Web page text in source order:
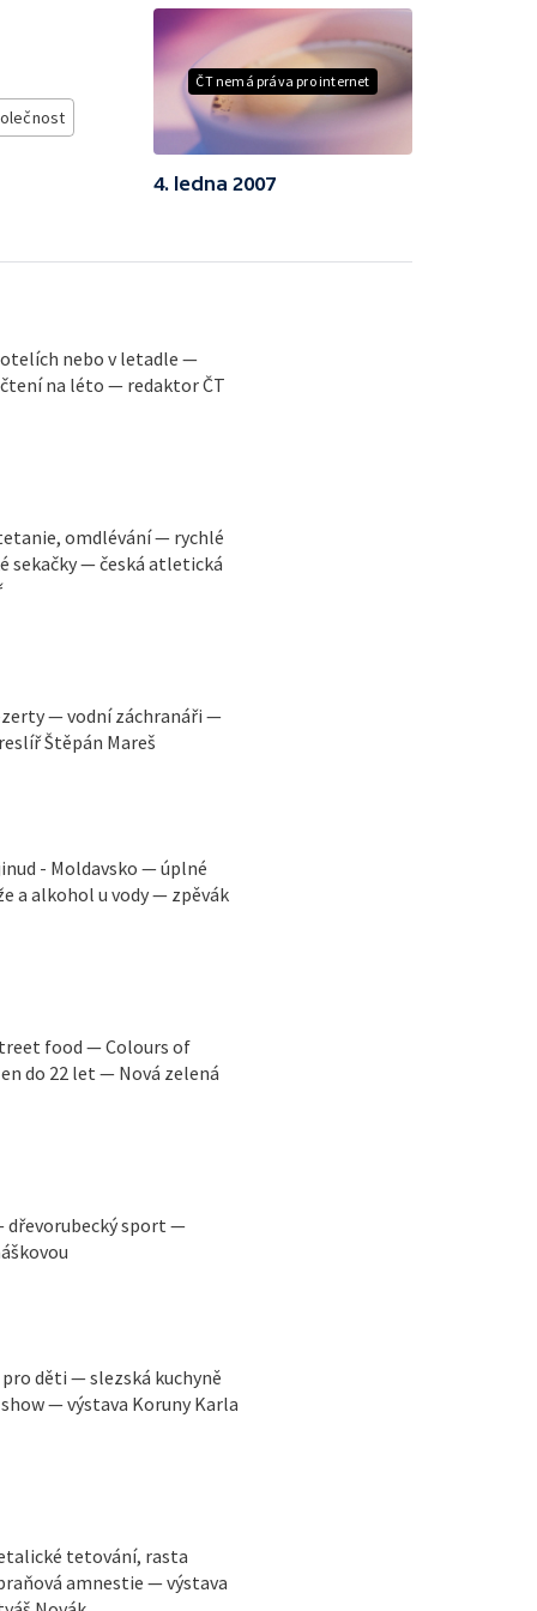
ČT nemá práva pro internet
4. ledna 2007
nebo v letadle —
na léto — redaktor ČT
omdlévání — rychlé
sekačky — česká atletická
— vodní záchranáři —
Štěpán Mareš
- Moldavsko — úplné
a alkohol u vody — zpěvák
food — Colours of
do 22 let — Nová zelená
dřevorubecký sport —
děti — slezská kuchyně
— výstava Koruny Karla
tetování, rasta
amnestie — výstava